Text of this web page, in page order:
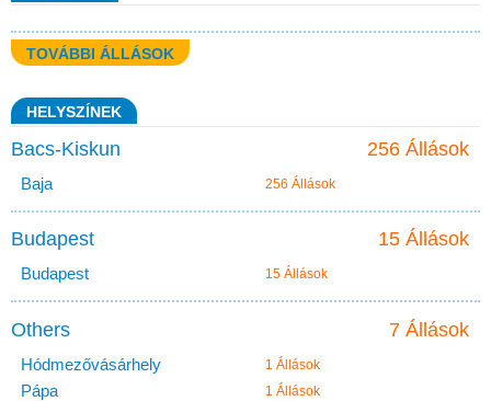
TOVÁBBI ÁLLÁSOK
HELYSZÍNEK
256 Állások
Bacs-Kiskun
Baja 256 Állások
15 Állások
Budapest
Budapest 15 Állások
7 Állások
Others
Hódmezővásárhely 1 Állások
Pápa 1 Állások